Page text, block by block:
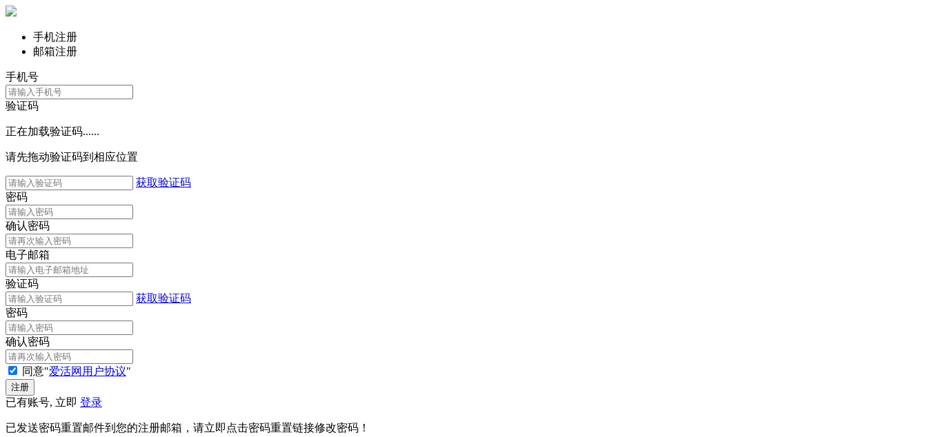
手机注册
邮箱注册
手机号
验证码
正在加载验证码......
请先拖动验证码到相应位置
获取验证码
密码
确认密码
电子邮箱
验证码
获取验证码
密码
确认密码
同意"爱活网用户协议"
已有账号, 立即 登录
已发送密码重置邮件到您的注册邮箱，请立即点击密码重置链接修改密码！